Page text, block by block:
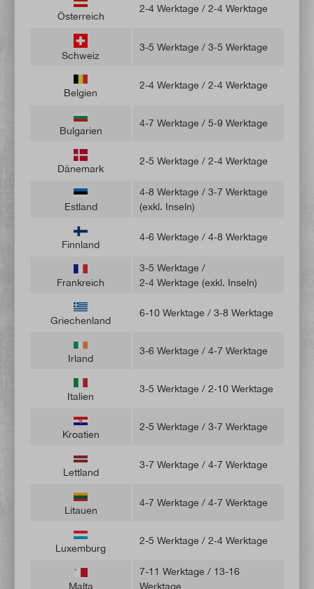
Österreich
2-4 Werktage / 2‑4 Werktage
Schweiz
3-5 Werktage / 3‑5 Werktage
Belgien
2-4 Werktage / 2‑4 Werktage
Bulgarien
4-7 Werktage / 5‑9 Werktage
Dänemark
2-5 Werktage / 2‑4 Werktage
Estland
4-8 Werktage / 3‑7 Werktage
(exkl. Inseln)
Finnland
4-6 Werktage / 4‑8 Werktage
Frankreich
3-5 Werktage /
2‑4 Werktage (exkl. Inseln)
Griechenland
6-10 Werktage / 3‑8 Werktage
Irland
3-6 Werktage / 4‑7 Werktage
Italien
3-5 Werktage / 2‑10 Werktage
Kroatien
2-5 Werktage / 3‑7 Werktage
Lettland
3-7 Werktage / 4‑7 Werktage
Litauen
4-7 Werktage / 4‑7 Werktage
Luxemburg
2-5 Werktage / 2‑4 Werktage
Malta
7-11 Werktage / 13-16
Werktage